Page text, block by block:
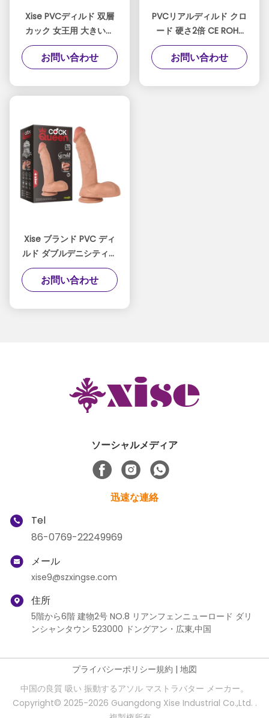
Xise PVCディルド 双層
カック 女王用 大きいデ
ィルド 9.6 インチ 成人用
お問い合わせ
PVCリアルディルド クロ
ード 硬さ2倍 CE ROHS
8.46 インチ 女性用
お問い合わせ
Xise ブランド PVC ディ
ルド ダブルデニシティー
クイーンのためのカック
クラシック ペニス 大サ
お問い合わせ
ソーシャルメディア
迅速な連絡
Tel
86-0769-22249969
メール
xise9@szxingse.com
住所
5階から6階 建物2号 NO.8 リアンフェンニューロード ダリ
ンシャンタウン 523000 ドングアン・広東,中国
プライバシーポリシー規約 | 地図
中国の良質 吸い 振動するアソル マストラバター メーカー。
Copyright© 2025-2026 Guangdong Xise Industrial Co.,Ltd. .